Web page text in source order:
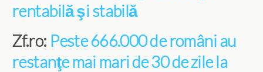
rentabilă şi stabilă
Zf.ro: Peste 666.000 de români au
restanţe mai mari de 30 de zile la